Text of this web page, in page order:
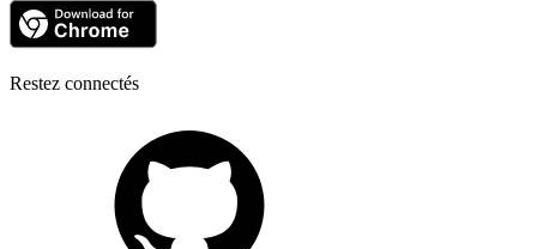
Restez connectés